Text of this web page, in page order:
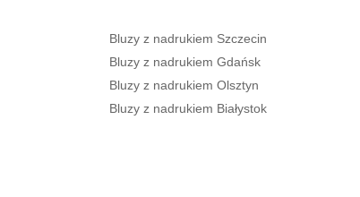
Bluzy z nadrukiem Szczecin
Bluzy z nadrukiem Gdańsk
Bluzy z nadrukiem Olsztyn
Bluzy z nadrukiem Białystok